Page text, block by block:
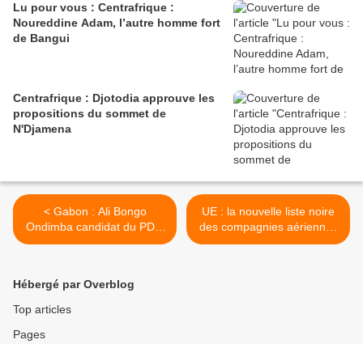
Lu pour vous : Centrafrique :
Noureddine Adam, l’autre homme fort
de Bangui
Centrafrique : Djotodia approuve les
propositions du sommet de
N'Djamena
< Gabon : Ali Bongo
Ondimba candidat du PDG
à la présidentielle anticipée
UE : la nouvelle liste noire
des compagnies aériennes
interdites de vol en Europe
Hébergé par Overblog
Top articles
Pages